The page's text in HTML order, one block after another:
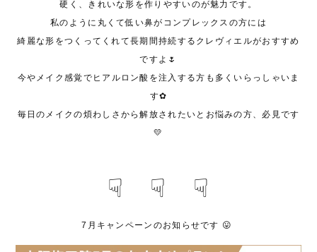
硬く、きれいな形を作りやすいのが魅力です。
私のように丸くて低い鼻がコンプレックスの方には
綺麗な形をつくってくれて長期間持続するクレヴィエルがおすすめ
ですよ🌷
今やメイク感覚でヒアルロン酸を注入する方も多くいらっしゃいま
す✿
毎日のメイクの煩わしさから解放されたいとお悩みの方、必見です
💛
☟ ☟ ☟
7月キャンペーンのお知らせです 😛